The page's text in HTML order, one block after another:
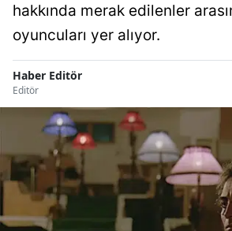
hakkında merak edilenler
oyuncuları yer alıyor.
Haber Editör
Editör